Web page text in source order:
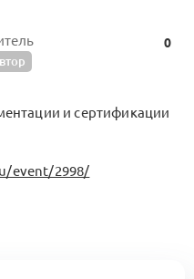
0
и сертификации
event/2998/